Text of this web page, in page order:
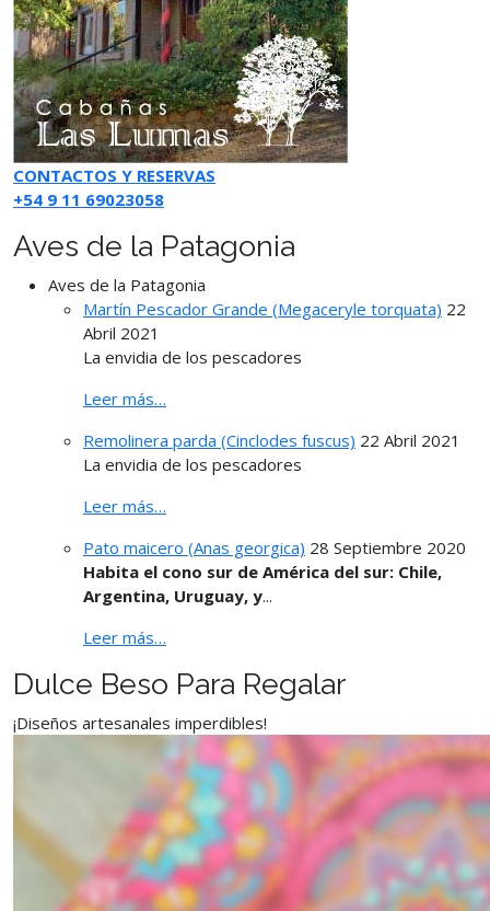
CONTACTOS Y RESERVAS
+54 9 11 69023058
Aves de la Patagonia
Aves de la Patagonia
Martín Pescador Grande (Megaceryle torquata) 22
Abril 2021
La envidia de los pescadores
Leer más…
Remolinera parda (Cinclodes fuscus) 22 Abril 2021
La envidia de los pescadores
Leer más…
Pato maicero (Anas georgica) 28 Septiembre 2020
Habita el cono sur de América del sur: Chile,
Argentina, Uruguay, y...
Leer más…
Dulce Beso Para Regalar
¡Diseños artesanales imperdibles!